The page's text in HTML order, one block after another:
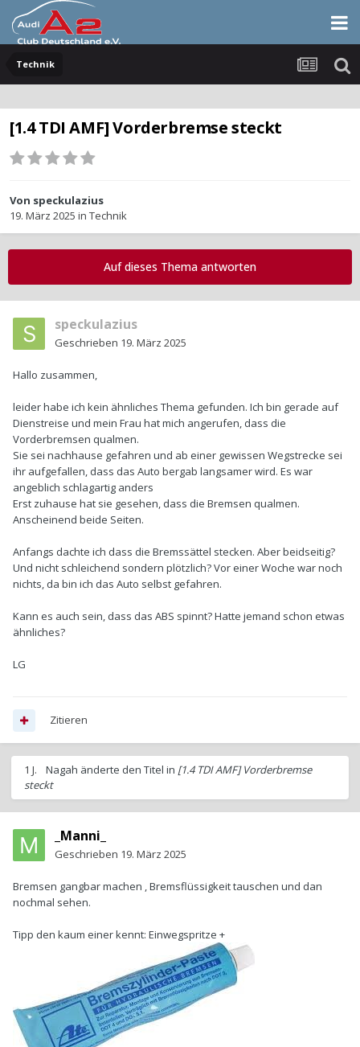
Technik
[1.4 TDI AMF] Vorderbremse steckt
Von speckulazius
19. März 2025 in Technik
Auf dieses Thema antworten
speckulazius
Geschrieben 19. März 2025
Hallo zusammen,
leider habe ich kein ähnliches Thema gefunden. Ich bin gerade auf
Dienstreise und mein Frau hat mich angerufen, dass die
Vorderbremsen qualmen.
Sie sei nachhause gefahren und ab einer gewissen Wegstrecke sei
ihr aufgefallen, dass das Auto bergab langsamer wird. Es war
angeblich schlagartig anders
Erst zuhause hat sie gesehen, dass die Bremsen qualmen.
Anscheinend beide Seiten.
Anfangs dachte ich dass die Bremssättel stecken. Aber beidseitig?
Und nicht schleichend sondern plötzlich? Vor einer Woche war noch
nichts, da bin ich das Auto selbst gefahren.
Kann es auch sein, dass das ABS spinnt? Hatte jemand schon etwas
ähnliches?
LG
Zitieren
1 J. Nagah änderte den Titel in [1.4 TDI AMF] Vorderbremse
steckt
_Manni_
Geschrieben 19. März 2025
Bremsen gangbar machen , Bremsflüssigkeit tauschen und dan
nochmal sehen.
Tipp den kaum einer kennt: Einwegspritze +